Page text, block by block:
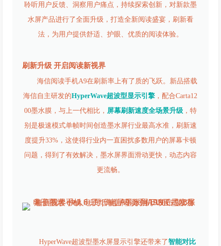
聆听用户反馈、洞察用户痛点，持续探索创新，对新款墨
水屏产品进行了全面升级，打造全新阅读盛宴，刷新看
法，为用户提供舒适、护眼、优质的阅读体验。
刷新升级 开启阅读新视界
海信阅读手机A9在刷新率上有了质的飞跃。新品搭载
海信自主研发的HyperWave超波型显示引擎 ，配合Carta12
00墨水膜，与上一代相比， 屏幕刷新速度全场景升级，特
别是极速模式单帧时间创造墨水屏行业最高水准，刷新速
度提升33%，这使得行业内一直困扰多数用户的屏幕卡顿
问题，得到了有效解决，墨水屏界面滑动更快，动态内容
更流畅。
HyperWave超波型墨水屏显示引擎还带来了智能对比